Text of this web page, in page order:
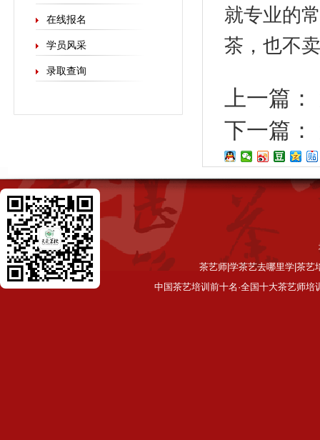
在线报名
学员风采
录取查询
就专业的
茶，也不
上一篇：
下一篇：
茶艺师|学茶艺去哪里学|茶艺
中国茶艺培训前十名·全国十大茶艺师培